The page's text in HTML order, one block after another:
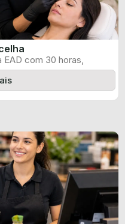
EAD com 30 horas,
...